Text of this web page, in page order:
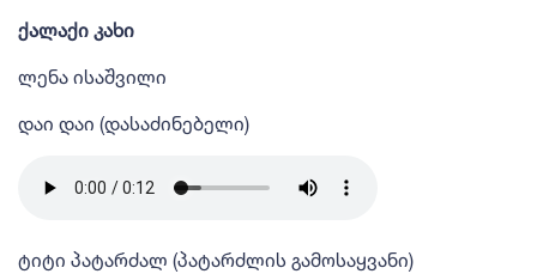
ქალაქი კახი
ლენა ისაშვილი
დაი დაი (დასაძინებელი)
ტიტი პატარძალ (პატარძლის გამოსაყვანი)